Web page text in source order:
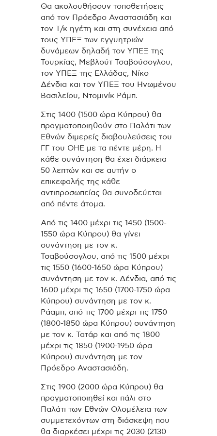
Θα ακολουθήσουν τοποθετήσεις
από τον Πρόεδρο Αναστασιάδη και
τον Τ/κ ηγέτη και στη συνέχεια από
τους ΥΠΕΞ των εγγυητριών
δυνάμεων δηλαδή τον ΥΠΕΞ της
Τουρκίας, Μεβλούτ Τσαβούσογλου,
τον ΥΠΕΞ της Ελλάδας, Νίκο
Δένδια και τον ΥΠΕΞ του Ηνωμένου
Βασιλείου, Ντομινίκ Ράμπ.
Στις 1400 (1500 ώρα Κύπρου) θα
πραγματοποιηθούν στο Παλάτι των
Εθνών διμερείς διαβουλεύσεις του
ΓΓ του ΟΗΕ με τα πέντε μέρη. Η
κάθε συνάντηση θα έχει διάρκεια
50 λεπτών και σε αυτήν ο
επικεφαλής της κάθε
αντιπροσωπείας θα συνοδεύεται
από πέντε άτομα.
Από τις 1400 μέχρι τις 1450 (1500-
1550 ώρα Κύπρου) θα γίνει
συνάντηση με τον κ.
Τσαβούσογλου, από τις 1500 μέχρι
τις 1550 (1600-1650 ώρα Κύπρου)
συνάντηση με τον κ. Δένδια, από τις
1600 μέχρι τις 1650 (1700-1750 ώρα
Κύπρου) συνάντηση με τον κ.
Ράαμπ, από τις 1700 μέχρι τις 1750
(1800-1850 ώρα Κύπρου) συνάντηση
με τον κ. Τατάρ και από τις 1800
μέχρι τις 1850 (1900-1950 ώρα
Κύπρου) συνάντηση με τον
Πρόεδρο Αναστασιάδη.
Στις 1900 (2000 ώρα Κύπρου) θα
πραγματοποιηθεί και πάλι στο
Παλάτι των Εθνών Ολομέλεια των
συμμετεχόντων στη διάσκεψη που
θα διαρκέσει μέχρι τις 2030 (2130